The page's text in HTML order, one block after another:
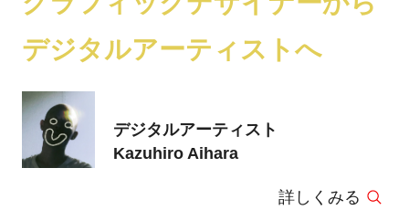
デジタルアーティストへ
デジタルアーティスト
Kazuhiro Aihara
詳しくみる